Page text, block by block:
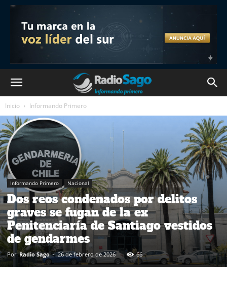
Inicio Informando Primero
Informando Primero Nacional
Dos reos condenados por delitos
graves se fugan de la ex
Penitenciaría de Santiago vestidos
de gendarmes
Por Radio Sago - 26 de febrero de 2026 66